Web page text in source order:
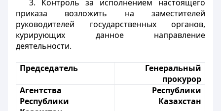
3. Контроль за исполнением настоящего
приказа возложить на заместителей
руководителей государственных органов,
курирующих данное направление
деятельности.
Председатель
Генеральный
прокурор
Агентства
Республики
Республики
Казахстан